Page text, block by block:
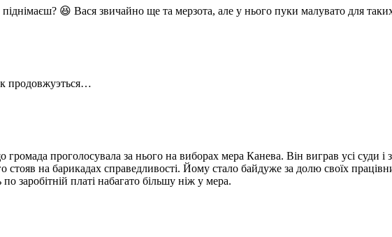
😆 Вася звичайно ще та мерзота, але у нього пуки малувато для
продовжуэться…
проголосувала за нього на виборах мера Канева. Він виграв усі суди і
на барикадах справедливості. Йому стало байдуже за долю своїх
заробітній платі набагато більшу ніж у мера.